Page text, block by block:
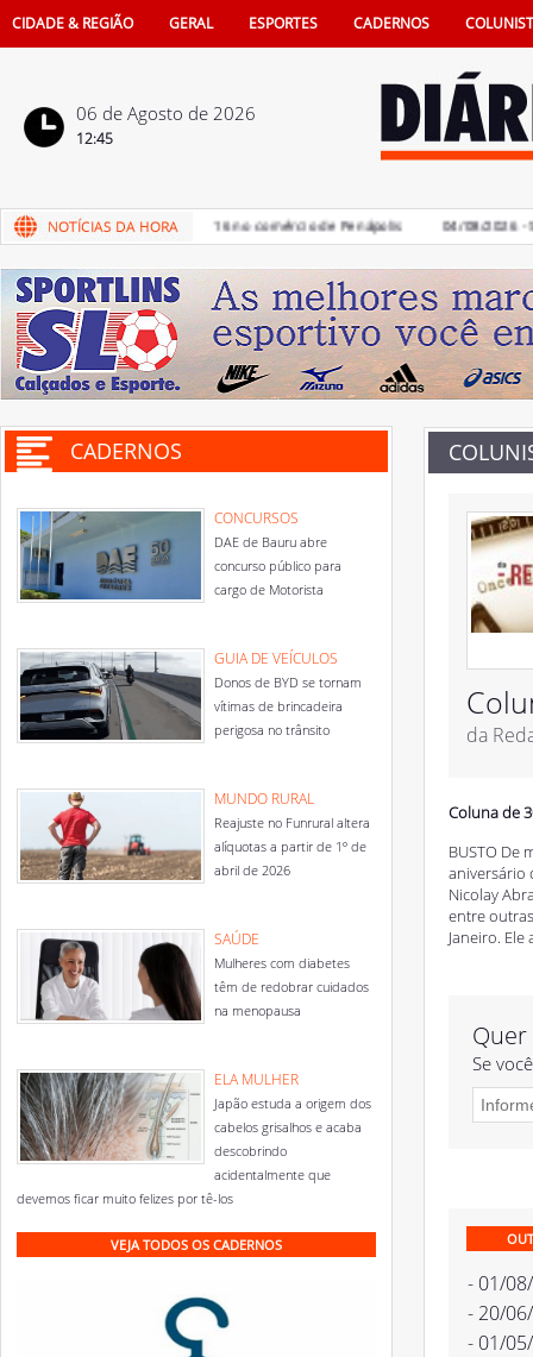
CIDADE & REGIÃO GERAL ESPORTES CADERNOS
06 de Agosto de 2026
12:45
Pais terá sorteio de iPhone 16 no comércio de Penápolis 04/08/2026 -
CADERNOS
CONCURSOS
DAE de Bauru abre
concurso público para
cargo de Motorista
GUIA DE VEÍCULOS
Donos de BYD se tornam
vítimas de brincadeira
perigosa no trânsito
MUNDO RURAL
Reajuste no Funrural altera
alíquotas a partir de 1º de
abril de 2026
SAÚDE
Mulheres com diabetes
têm de redobrar cuidados
na menopausa
ELA MULHER
Japão estuda a origem dos
cabelos grisalhos e acaba
descobrindo
acidentalmente que
devemos ficar muito felizes por tê-los
VEJA TODOS OS CADERNOS
da
Coluna de
BUSTO De
aniversário
Nicolay
entre
Janeiro.
Se
- 01/
- 20/
- 01/